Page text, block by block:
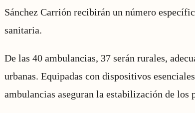
Sánchez Carrión recibirán un número
sanitaria.
De las 40 ambulancias, 37 serán rurales,
urbanas. Equipadas con dispositivos
ambulancias aseguran la estabilización de los